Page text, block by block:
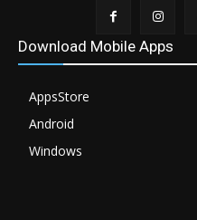
Download Mobile Apps
AppsStore
Android
Windows